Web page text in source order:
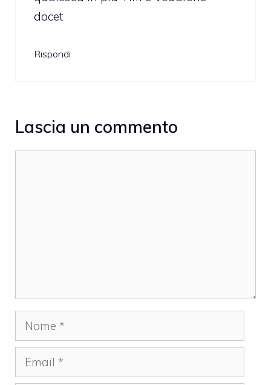
docet
Rispondi
Lascia un commento
Nome
Email